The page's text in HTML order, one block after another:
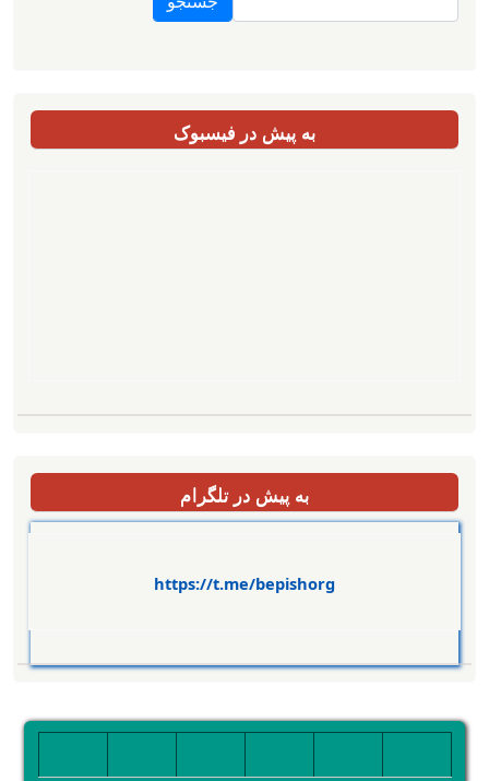
به پیش در فیسبوک
به پیش در تلگرام
https://t.me/bepishorg